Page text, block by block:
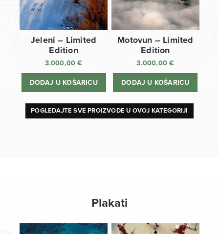
Jeleni – Limited
Edition
3.000,00€
DODAJ U KOŠARICU
Motovun – Limited
Edition
3.000,00€
DODAJ U KOŠARICU
POGLEDAJTE SVE PROIZVODE U OVOJ KATEGORIJI
Plakati